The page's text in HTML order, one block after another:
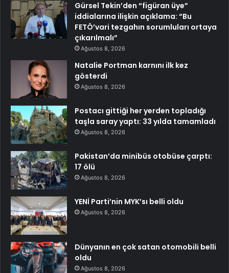
Gürsel Tekin’den “figüran üye”
iddialarına ilişkin açıklama: “Bu
FETÖ’vari tezgahın sorumluları ortaya
çıkarılmalı”
Ağustos 8, 2026
Natalie Portman karnını ilk kez
gösterdi
Ağustos 8, 2026
Postacı gittiği her yerden topladığı
taşla saray yaptı: 33 yılda tamamladı
Ağustos 8, 2026
Pakistan’da minibüs otobüse çarptı:
17 ölü
Ağustos 8, 2026
YENİ Parti’nin MYK’sı belli oldu
Ağustos 8, 2026
Dünyanın en çok satan otomobili belli
oldu
Ağustos 8, 2026